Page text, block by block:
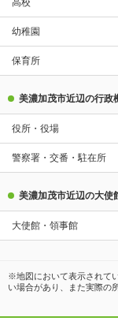
幼稚園
保育所
美濃加茂市近辺の行政
役所・役場
警察署・交番・駐在所
美濃加茂市近辺の大使
大使館・領事館
※地図において表示されて
い場合があり、また実際の